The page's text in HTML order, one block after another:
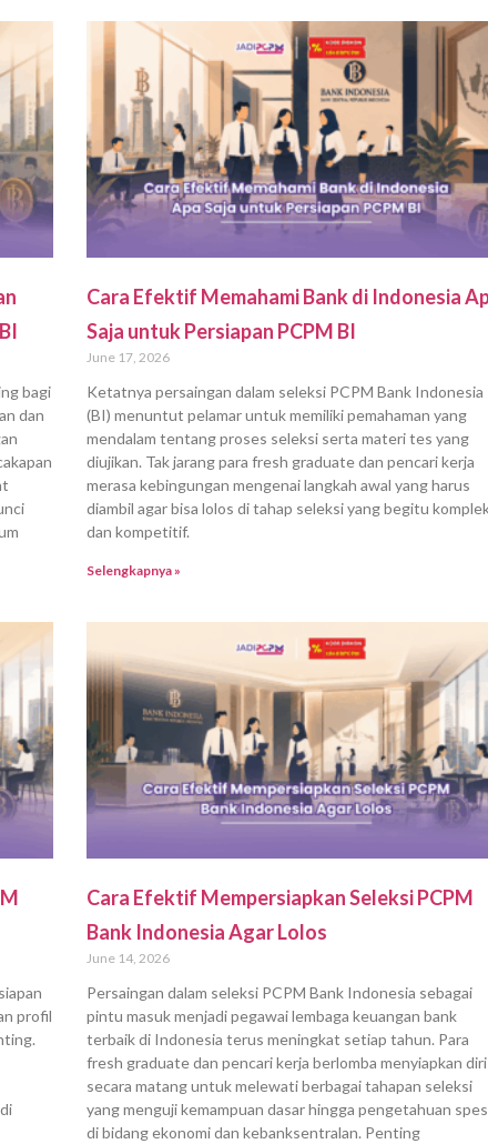
bagi
dan
Cara Efektif Memahami Bank di Indonesia
Saja untuk Persiapan PCPM BI
June 17, 2026
Ketatnya persaingan dalam seleksi PCPM Bank Indonesia
(BI) menuntut pelamar untuk memiliki pemahaman yang
mendalam tentang proses seleksi serta materi tes yang
diujikan. Tak jarang para fresh graduate dan pencari kerja
merasa kebingungan mengenai langkah awal yang harus
diambil agar bisa lolos di tahap seleksi yang begitu
dan kompetitif.
Selengkapnya »
profil
Cara Efektif Mempersiapkan Seleksi PCPM
Bank Indonesia Agar Lolos
June 14, 2026
Persaingan dalam seleksi PCPM Bank Indonesia sebagai
pintu masuk menjadi pegawai lembaga keuangan bank
terbaik di Indonesia terus meningkat setiap tahun. Para
fresh graduate dan pencari kerja berlomba menyiapkan diri
secara matang untuk melewati berbagai tahapan seleksi
yang menguji kemampuan dasar hingga pengetahuan
di bidang ekonomi dan kebanksentralan. Penting